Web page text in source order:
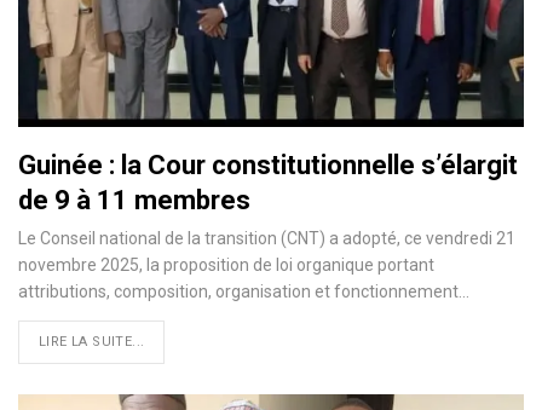
Guinée : la Cour constitutionnelle s’élargit
de 9 à 11 membres
Le Conseil national de la transition (CNT) a adopté, ce vendredi 21
novembre 2025, la proposition de loi organique portant
attributions, composition, organisation et fonctionnement…
LIRE LA SUITE...